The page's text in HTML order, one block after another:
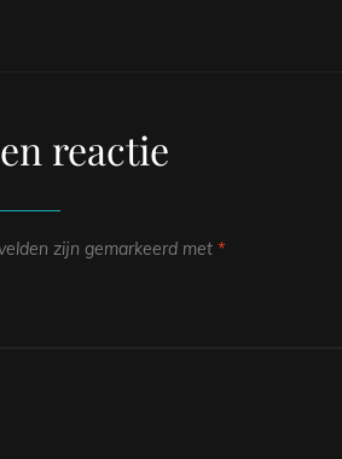
reactie
zijn gemarkeerd met *